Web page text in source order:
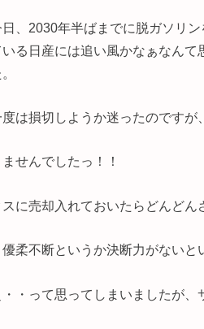
、2030年半ばまでに脱ガソリ
る日産には追い風かなぁなん
は損切しようか迷ったのですが
せんでしたっ！！
に売却入れておいたらどんどん
柔不断というか決断力がないと
・って思ってしまいましたが、